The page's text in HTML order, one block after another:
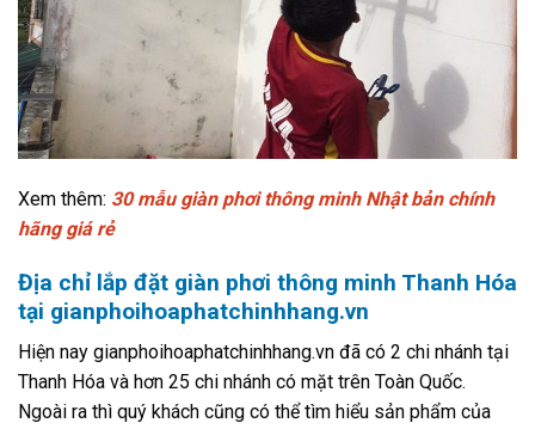
Xem thêm: 30 mẫu giàn phơi thông minh Nhật bản chính
hãng giá rẻ
Địa chỉ lắp đặt giàn phơi thông minh Thanh Hóa
tại gianphoihoaphatchinhhang.vn
Hiện nay gianphoihoaphatchinhhang.vn đã có 2 chi nhánh tại
Thanh Hóa và hơn 25 chi nhánh có mặt trên Toàn Quốc.
Ngoài ra thì quý khách cũng có thể tìm hiểu sản phẩm của